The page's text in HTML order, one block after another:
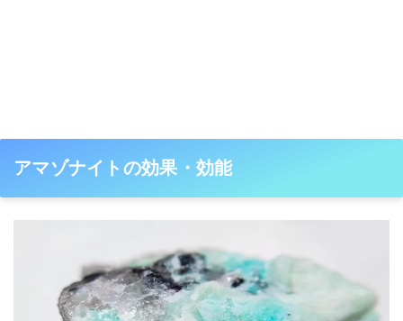
アマゾナイトの効果・効能